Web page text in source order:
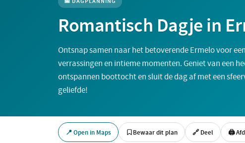
Romantisch Dagje in
Ontsnap samen naar het betoverende Ermelo voor
verrassingen en intieme momenten. Geniet van een
ontspannen boottocht en sluit de dag af met een
geliefde!
📍 Open in Maps Bewaar dit plan 🔗 Deel 🖨